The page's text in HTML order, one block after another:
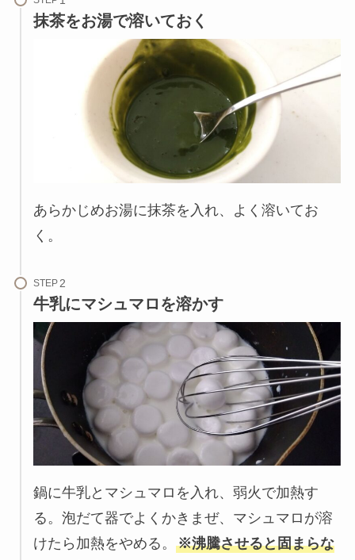
抹茶をお湯で溶いておく
あらかじめお湯に抹茶を入れ、よく溶いてお
く。
STEP
牛乳にマシュマロを溶かす
鍋に牛乳とマシュマロを入れ、弱火で加熱す
る。泡だて器でよくかきまぜ、マシュマロが溶
けたら加熱をやめる。 ※沸騰させると固まらな